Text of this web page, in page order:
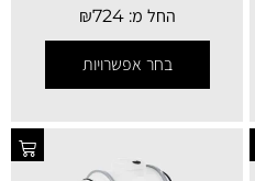
החל מ: ₪724
בחר אפשרויות